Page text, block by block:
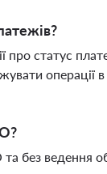
статус
операції
без ведення